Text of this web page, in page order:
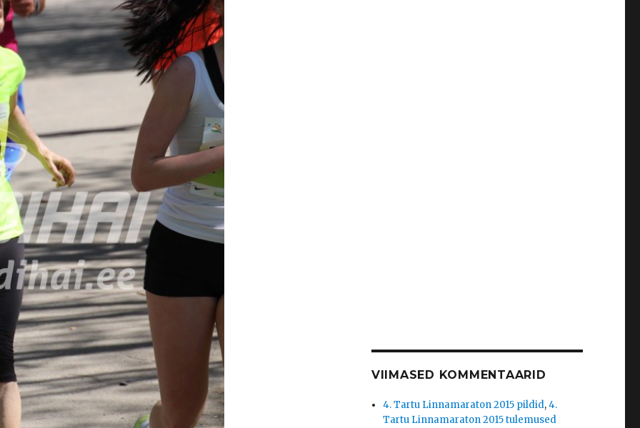
VIIMASED KOMMENTAARID
4. Tartu Linnamaraton 2015 pildid,4.
Tartu Linnamaraton 2015 tulemused